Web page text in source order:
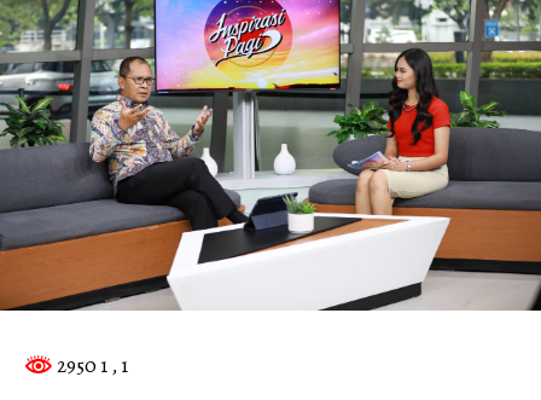
2950 1 , 1